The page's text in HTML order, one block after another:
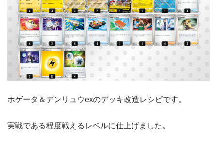
ネオラントV 1枚
かがやくゲッコウガ 1枚
ネストボール 1枚
ハイパーボール 1枚
ふしぎなアメ 1枚
博士の研究 1枚
ホゲータ＆デンリュウexのデッキ改造レシピです。
実戦である程度戦えるレベルに仕上げました。